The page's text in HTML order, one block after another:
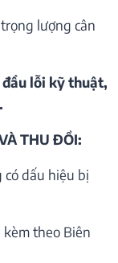
lượng cân
lỗi kỹ thuật,
THU ĐỒI:
dấu hiệu bị
theo Biên